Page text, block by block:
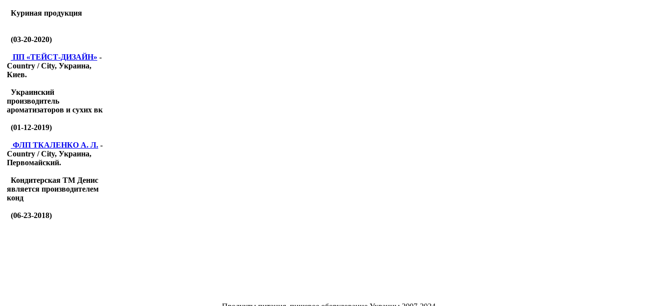
Куриная продукция
(03-20-2020)
ПП «ТЕЙСТ-ДИЗАЙН» -
Country / City, Украина,
Киев.
Украинский
производитель
ароматизаторов и сухих вк
(01-12-2019)
ФЛП ТКАЛЕНКО А. Л. -
Country / City, Украина,
Первомайский.
Кондитерская ТМ Денис
является производителем
конд
(06-23-2018)